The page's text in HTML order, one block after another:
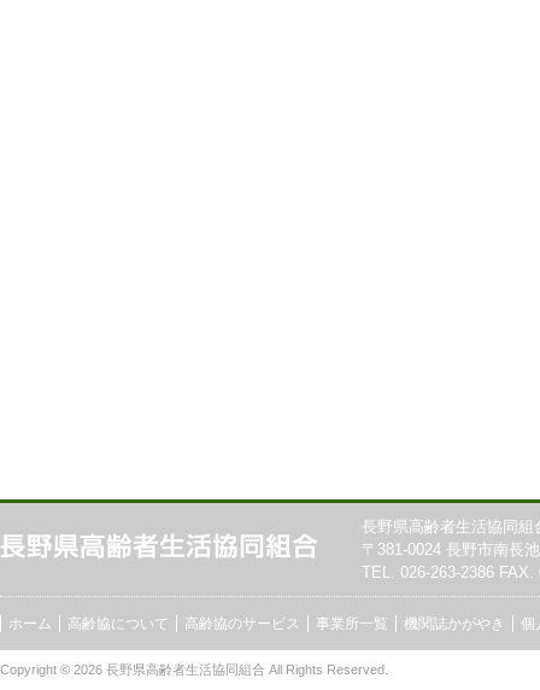
長野県高齢者生活協同組
〒381-0024 長野市南長
TEL. 026-263-2386 FAX.
ホーム 高齢協について 高齢協のサービス 事業所一覧 機関誌かがやき 個
Copyright © 2026 長野県高齢者生活協同組合 All Rights Reserved.